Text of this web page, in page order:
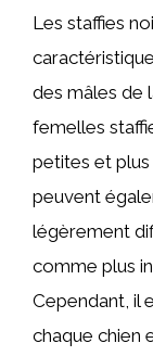
Les staffies
des mâles de
femelles
petites et plus
peuvent
légèrement
comme plus
Cependant, il
chaque chien